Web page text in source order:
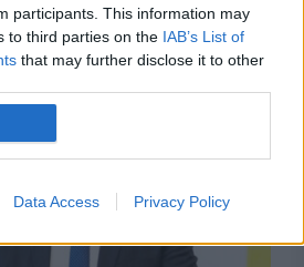
participants. This information may
to third parties on the IAB’s List of
that may further disclose it to other
Data Access Privacy Policy
energie și susține
pe cărbune. Critici la
lui Bolojan